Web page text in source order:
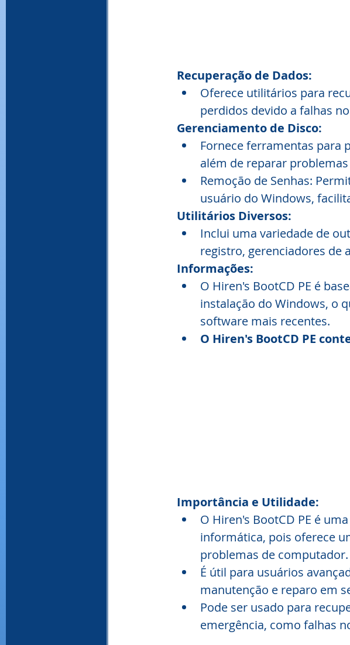
Recuperação de Dados:
Oferece utilitários para
perdidos devido a falhas
Gerenciamento de Disco:
Fornece ferramentas para
além de reparar
Remoção de Senhas:
usuário do Windows,
Utilitários Diversos:
Inclui uma variedade de
registro, gerenciadores de
Informações:
O Hiren's BootCD PE é
instalação do Windows, o
software mais recentes.
O Hiren's BootCD PE
Importância e Utilidade:
O Hiren's BootCD PE é
informática, pois oferece
problemas de computador.
É útil para usuários
manutenção e reparo em
Pode ser usado para
emergência, como falhas